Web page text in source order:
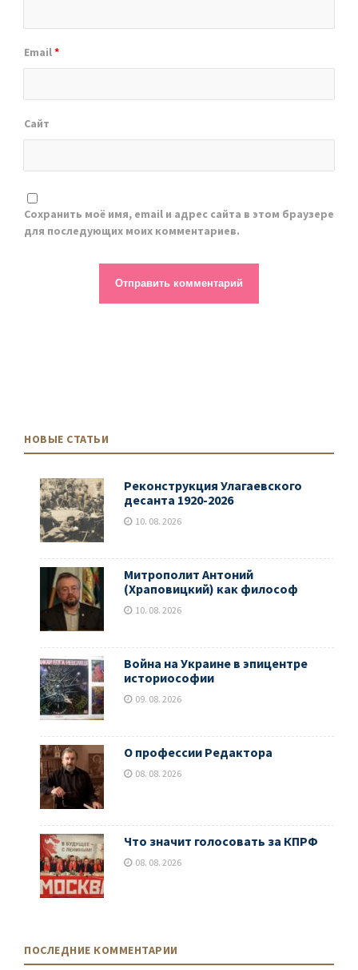
Email*
Сайт
Сохранить моё имя, email и адрес сайта в этом браузере
для последующих моих комментариев.
НОВЫЕ СТАТЬИ
Реконструкция Улагаевского
десанта 1920-2026
10. 08. 2026
Митрополит Антоний
(Храповицкий) как философ
10. 08. 2026
Война на Украине в эпицентре
историософии
09. 08. 2026
О профессии Редактора
08. 08. 2026
Что значит голосовать за КПРФ
08. 08. 2026
ПОСЛЕДНИЕ КОММЕНТАРИИ